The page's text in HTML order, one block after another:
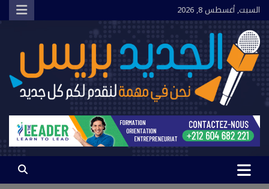
Skip
to
content
السبت, أغسطس 8, 2026
الجديد بريس
نحن في مهمة لنقدم لكم كل جديد